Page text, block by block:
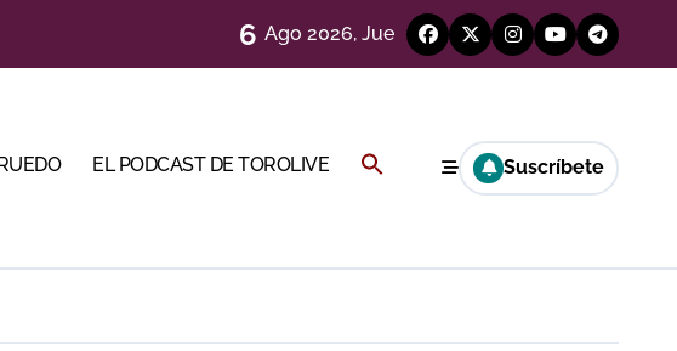
nivel
6 Ago 2026, Jue
EL PODCAST DE TOROLIVE Buscar: Suscríbete